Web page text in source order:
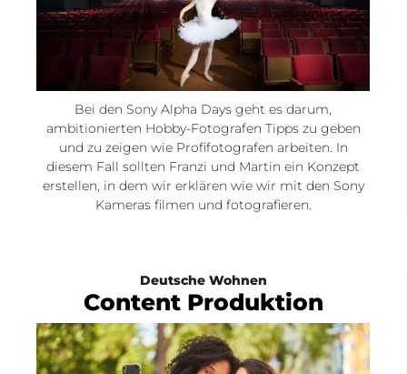
Bei den Sony Alpha Days geht es darum,
ambitionierten Hobby-Fotografen Tipps zu geben
und zu zeigen wie Profifotografen arbeiten. In
diesem Fall sollten Franzi und Martin ein Konzept
erstellen, in dem wir erklären wie wir mit den Sony
Kameras filmen und fotografieren.
Deutsche Wohnen
Content Produktion